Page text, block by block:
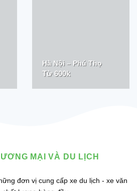
Hà Nội – Phú Thọ
Từ 600k
MẠI VÀ DU LỊCH
đơn vị cung cấp xe du lịch - xe văn